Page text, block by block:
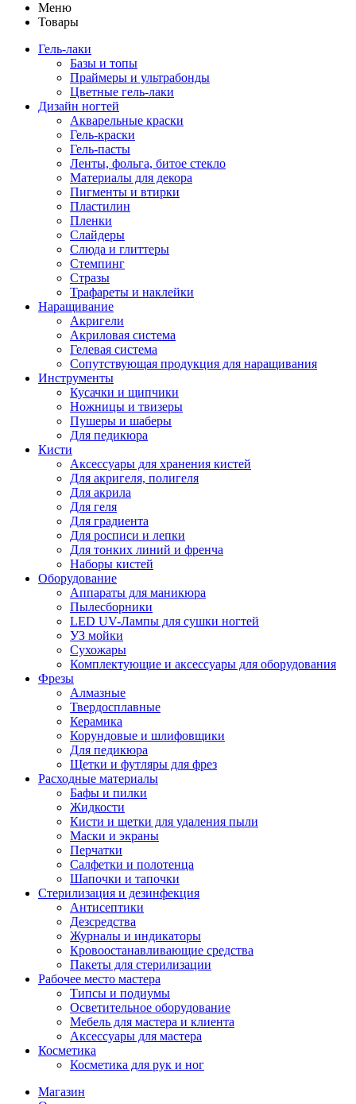
Меню
Товары
Гель-лаки
Базы и топы
Праймеры и ультрабонды
Цветные гель-лаки
Дизайн ногтей
Акварельные краски
Гель-краски
Гель-пасты
Ленты, фольга, битое стекло
Материалы для декора
Пигменты и втирки
Пластилин
Пленки
Слайдеры
Слюда и глиттеры
Стемпинг
Стразы
Трафареты и наклейки
Наращивание
Акригели
Акриловая система
Гелевая система
Сопутствующая продукция для наращивания
Инструменты
Кусачки и щипчики
Ножницы и твизеры
Пушеры и шаберы
Для педикюра
Кисти
Аксессуары для хранения кистей
Для акригеля, полигеля
Для акрила
Для геля
Для градиента
Для росписи и лепки
Для тонких линий и френча
Наборы кистей
Оборудование
Аппараты для маникюра
Пылесборники
LED UV-Лампы для сушки ногтей
УЗ мойки
Сухожары
Комплектующие и аксессуары для оборудования
Фрезы
Алмазные
Твердосплавные
Керамика
Корундовые и шлифовщики
Для педикюра
Щетки и футляры для фрез
Расходные материалы
Бафы и пилки
Жидкости
Кисти и щетки для удаления пыли
Маски и экраны
Перчатки
Салфетки и полотенца
Шапочки и тапочки
Стерилизация и дезинфекция
Антисептики
Дезсредства
Журналы и индикаторы
Кровоостанавливающие средства
Пакеты для стерилизации
Рабочее место мастера
Типсы и подиумы
Осветительное оборудование
Мебель для мастера и клиента
Аксессуары для мастера
Косметика
Косметика для рук и ног
Магазин